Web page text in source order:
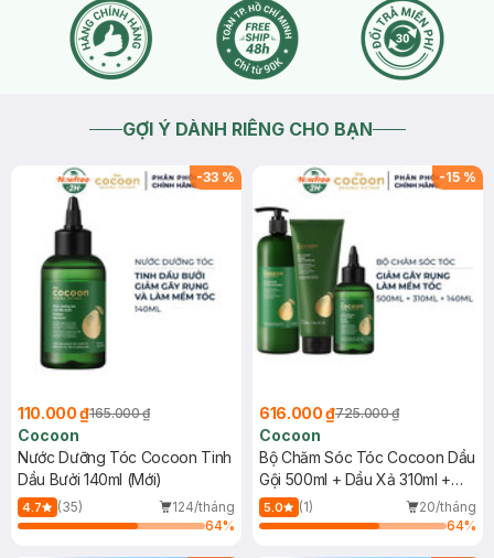
GỢI Ý DÀNH RIÊNG CHO BẠN
-33 %
110.000 ₫165.000 ₫
Cocoon
Nước Dưỡng Tóc Cocoon Tinh
Dầu Bưởi 140ml (Mới)
4.7 (35)
124/tháng
64%
-15 %
616.000 ₫725.000 ₫
Cocoon
Bộ Chăm Sóc Tóc Cocoon Dầu
Gội 500ml + Dầu Xả 310ml +
Nước Dưỡng Tóc Tinh Dầu
Bưởi 140ml
5.0 (1)
20/tháng
64%